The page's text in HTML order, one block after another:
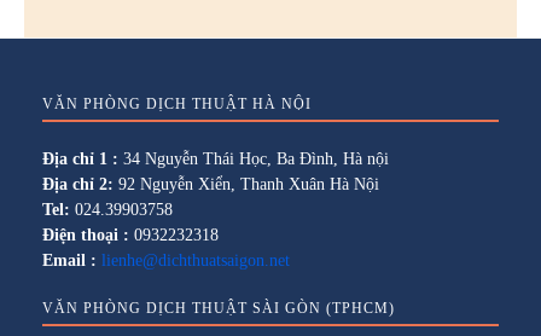
VĂN PHÒNG DỊCH THUẬT HÀ NỘI
Địa chỉ 1 : 34 Nguyễn Thái Học, Ba Đình, Hà nội
Địa chỉ 2: 92 Nguyễn Xiển, Thanh Xuân Hà Nội
Tel: 024.39903758
Điện thoại : 0932232318
Email : lienhe@dichthuatsaigon.net
VĂN PHÒNG DỊCH THUẬT SÀI GÒN (TPHCM)